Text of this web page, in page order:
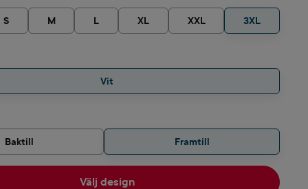
S M L XL XXL 3XL
Vit
Baktill Framtill
Välj design